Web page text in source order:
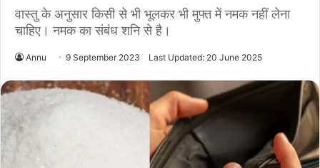
वास्तु के अनुसार किसी से भी भूलकर भी मुफ्त में नमक नहीं लेना
चाहिए। नमक का संबंध शनि से है।
Annu 9 September 2023 Last Updated: 20 June 2025